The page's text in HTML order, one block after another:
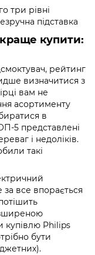
три рівні
підставка
купити:
рейтинг
визначитися з
вам не
асортименту
в
5 представлені
і недоліків.
такі
все впорається
купівлю Philips
бути